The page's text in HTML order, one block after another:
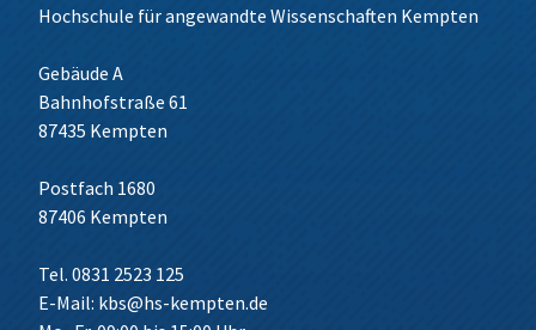
Hochschule für angewandte Wissenschaften Kempten
Gebäude A
Bahnhofstraße 61
87435 Kempten
Postfach 1680
87406 Kempten
Tel. 0831 2523 125
E-Mail: kbs@hs-kempten.de